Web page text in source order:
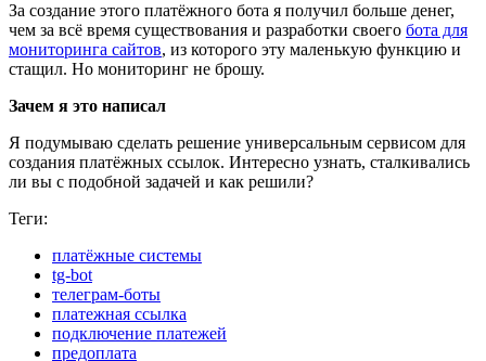
За создание этого платёжного бота я получил больше денег,
чем за всё время существования и разработки своего бота для
мониторинга сайтов, из которого эту маленькую функцию и
стащил. Но мониторинг не брошу.
Зачем я это написал
Я подумываю сделать решение универсальным сервисом для
создания платёжных ссылок. Интересно узнать, сталкивались
ли вы с подобной задачей и как решили?
Теги:
платёжные системы
tg-bot
телеграм-боты
платежная ссылка
подключение платежей
предоплата